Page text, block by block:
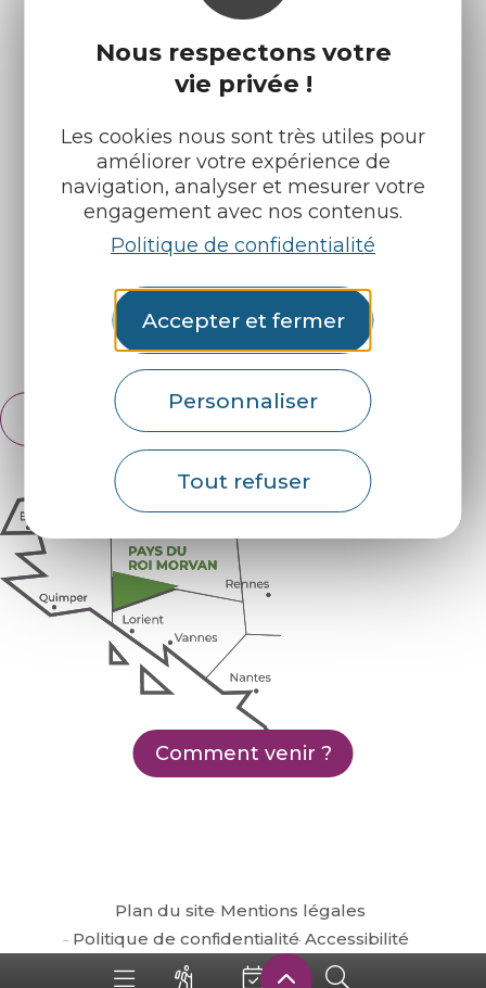
Nous respectons votre
vie privée !
Les cookies nous sont très utiles pour
améliorer votre expérience de
navigation, analyser et mesurer votre
engagement avec nos contenus.
Politique de confidentialité
Accepter et fermer
Personnaliser
Tout refuser
Infos pratiques
Nos accueils
Nos brochures
Météo
Retrouvez-nous sur :
Espace pro Partenaires
Français
English
Comment venir ?
Plan du site Mentions légales
Politique de confidentialité Accessibilité